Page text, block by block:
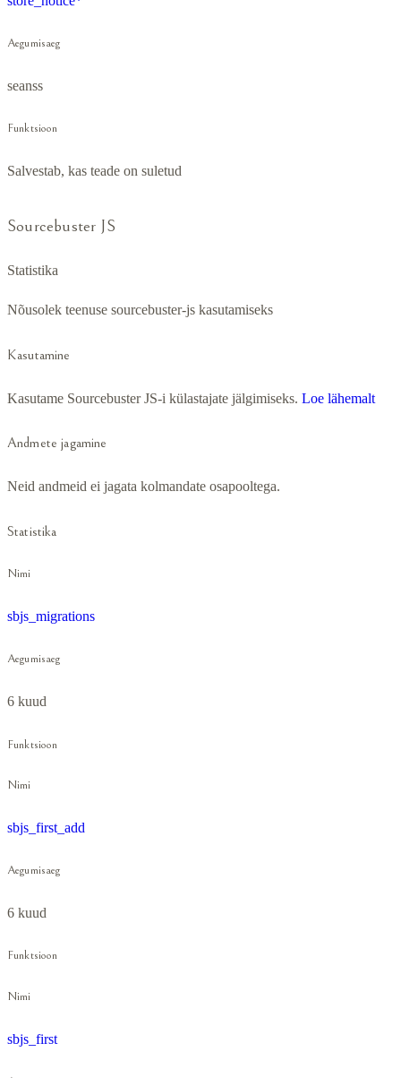
Aegumisaeg
seanss
Funktsioon
Salvestab, kas teade on suletud
Sourcebuster JS
Statistika
Nõusolek teenuse sourcebuster-js kasutamiseks
Kasutamine
Kasutame Sourcebuster JS-i külastajate jälgimiseks. Loe lähemalt
Andmete jagamine
Neid andmeid ei jagata kolmandate osapooltega.
Statistika
Nimi
sbjs_migrations
Aegumisaeg
6 kuud
Funktsioon
Nimi
sbjs_first_add
Aegumisaeg
6 kuud
Funktsioon
Nimi
sbjs_first